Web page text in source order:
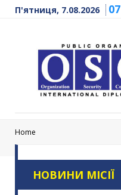
П'ятниця, 7.08.2026 07
Home
НОВИНИ МІСІЇ